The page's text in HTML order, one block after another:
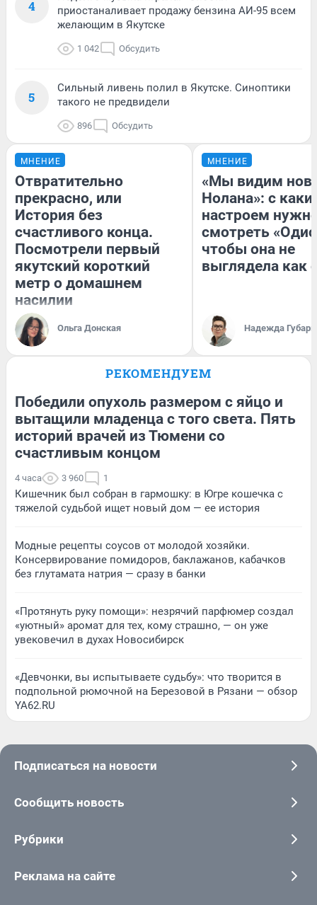
4
приостаналивает продажу бензина АИ-95 всем
желающим в Якутске
1 042 Обсудить
5
Сильный ливень полил в Якутске. Синоптики
такого не предвидели
896 Обсудить
МНЕНИЕ
Отвратительно
прекрасно, или
История без
счастливого конца.
Посмотрели первый
якутский короткий
метр о домашнем
насилии
Ольга Донская
МНЕНИЕ
«Мы видим
Нолана»: с
настроем
смотреть
чтобы она не
выглядела как
Надежда Губарь
РЕКОМЕНДУЕМ
Победили опухоль размером с яйцо и
вытащили младенца с того света. Пять
историй врачей из Тюмени со
счастливым концом
4 часа 3 960 1
Кишечник был собран в гармошку: в Югре кошечка с
тяжелой судьбой ищет новый дом — ее история
Модные рецепты соусов от молодой хозяйки.
Консервирование помидоров, баклажанов, кабачков
без глутамата натрия — сразу в банки
«Протянуть руку помощи»: незрячий парфюмер создал
«уютный» аромат для тех, кому страшно, — он уже
увековечил в духах Новосибирск
«Девчонки, вы испытываете судьбу»: что творится в
подпольной рюмочной на Березовой в Рязани — обзор
YA62.RU
Подписаться на новости
Сообщить новость
Рубрики
Реклама на сайте